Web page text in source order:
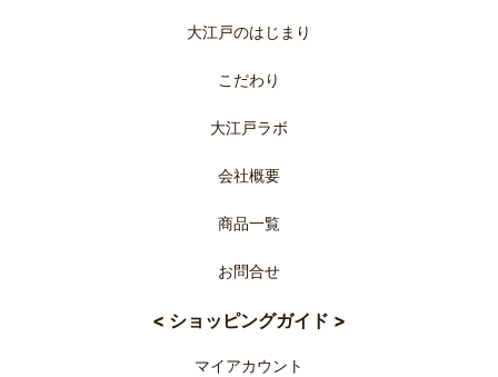
大江戸のはじまり
こだわり
大江戸ラボ
会社概要
商品一覧
お問合せ
< ショッピングガイド >
マイアカウント